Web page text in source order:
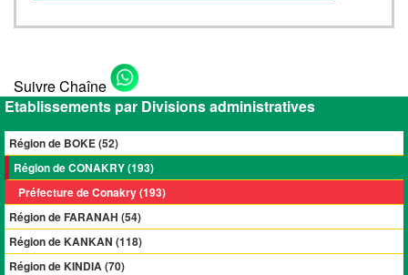
Suivre Chaîne
Etablissements par Divisions administratives
Région de BOKE (52)
Région de CONAKRY (193)
Préfecture de Conakry (193)
Région de FARANAH (54)
Région de KANKAN (118)
Région de KINDIA (70)